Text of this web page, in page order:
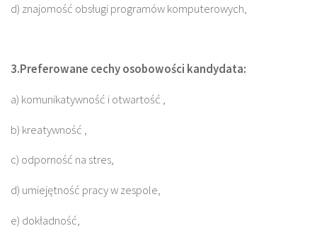
d) znajomość obsługi programów komputerowych,
3.Preferowane cechy osobowości kandydata:
a) komunikatywność i otwartość ,
b) kreatywność ,
c) odporność na stres,
d) umiejętność pracy w zespole,
e) dokładność,